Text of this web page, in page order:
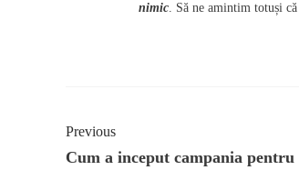
nimic. Să ne amintim totuși
Previous
Cum a inceput campania